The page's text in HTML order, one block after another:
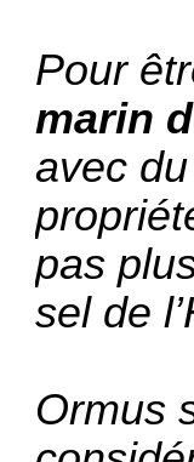
Pour
marin
avec
pas
sel de
Ormus